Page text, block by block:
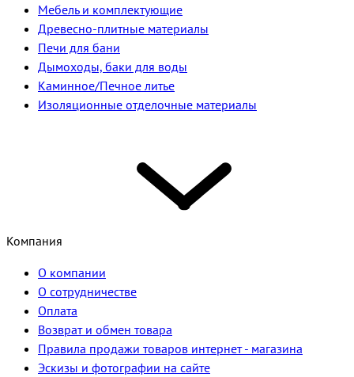
Мебель и комплектующие
Древесно-плитные материалы
Печи для бани
Дымоходы, баки для воды
Каминное/Печное литье
Изоляционные отделочные материалы
Компания
О компании
О сотрудничестве
Оплата
Возврат и обмен товара
Правила продажи товаров интернет - магазина
Эскизы и фотографии на сайте